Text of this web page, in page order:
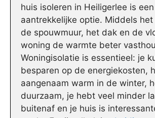
huis isoleren in Heiligerlee is een
aantrekkelijke optie. Middels het
de spouwmuur, het dak en de
woning de warmte beter
Woningisolatie is essentieel: je
besparen op de energiekosten,
aangenaam warm in de winter,
duurzaam, je hebt veel minder
buitenaf en je huis is